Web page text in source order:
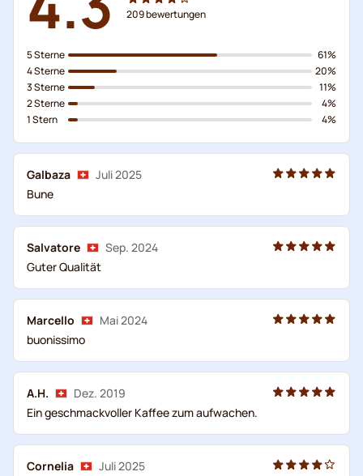
209bewertungen
5 Sterne
4 Sterne
3 Sterne
2 Sterne
1 Stern
61%
20%
11%
4%
4%
Galbaza
Juli 2025
Bune
Salvatore
Sep. 2024
Guter Qualität
Marcello
Mai 2024
buonissimo
A.H.
Dez. 2019
Ein geschmackvoller Kaffee zum aufwachen.
Cornelia
Juli 2025